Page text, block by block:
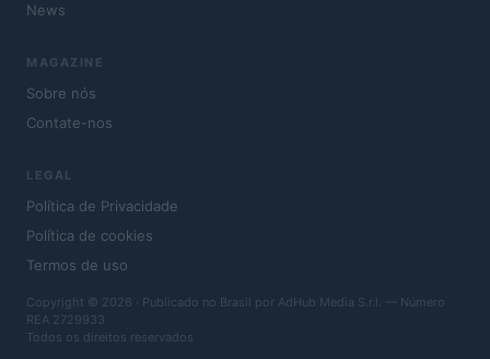
News
MAGAZINE
Sobre nós
Contate-nos
LEGAL
Política de Privacidade
Política de cookies
Termos de uso
Copyright © 2026 · Publicado no Brasil por AdHub Media S.r.l. — Número
REA 2729933
Todos os direitos reservados